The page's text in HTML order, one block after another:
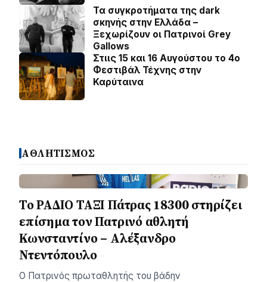
Τα συγκροτήματα της dark
σκηνής στην Ελλάδα –
Ξεχωρίζουν οι Πατρινοί Grey
Gallows
Στιις 15 και 16 Αυγούστου το 4ο
Φεστιβάλ Τέχνης στην
Καρύταινα
ΑΘΛΗΤΙΣΜΟΣ
Το ΡΑΔΙΟ ΤΑΞΙ Πάτρας 18300 στηρίζει
επίσημα τον Πατρινό αθλητή
Κωνσταντίνο – Αλέξανδρο
Ντεντόπουλο
Ο Πατρινός πρωταθλητής του βάδην